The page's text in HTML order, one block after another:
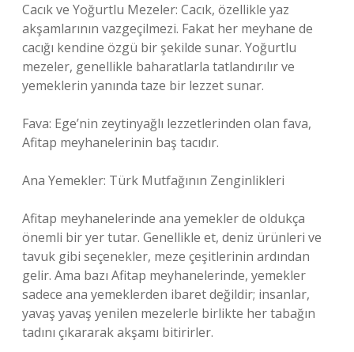
Cacık ve Yoğurtlu Mezeler: Cacık, özellikle yaz
akşamlarının vazgeçilmezi. Fakat her meyhane de
cacığı kendine özgü bir şekilde sunar. Yoğurtlu
mezeler, genellikle baharatlarla tatlandırılır ve
yemeklerin yanında taze bir lezzet sunar.
Fava: Ege’nin zeytinyağlı lezzetlerinden olan fava,
Afitap meyhanelerinin baş tacıdır.
Ana Yemekler: Türk Mutfağının Zenginlikleri
Afitap meyhanelerinde ana yemekler de oldukça
önemli bir yer tutar. Genellikle et, deniz ürünleri ve
tavuk gibi seçenekler, meze çeşitlerinin ardından
gelir. Ama bazı Afitap meyhanelerinde, yemekler
sadece ana yemeklerden ibaret değildir; insanlar,
yavaş yavaş yenilen mezelerle birlikte her tabağın
tadını çıkararak akşamı bitirirler.